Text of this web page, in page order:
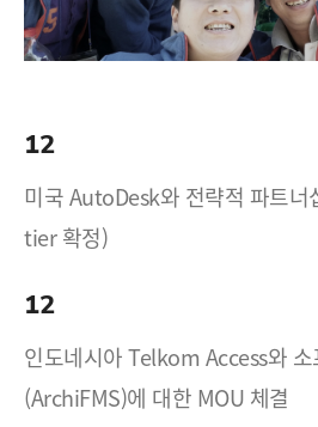
12
미국 AutoDesk와 전략적 파트
tier 확정)
12
인도네시아 Telkom Access와
(ArchiFMS)에 대한 MOU 체결